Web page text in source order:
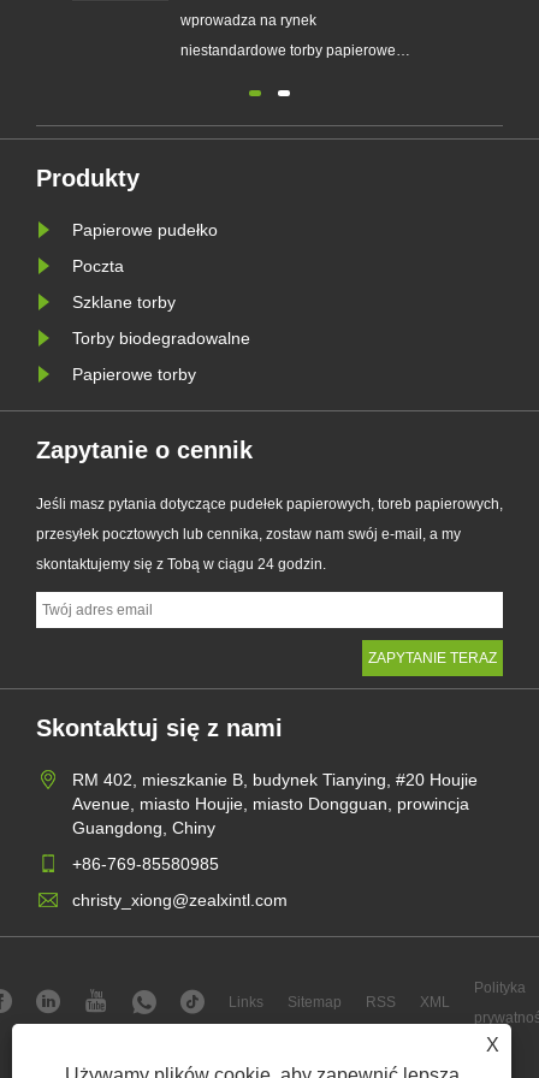
X
pakowania i zgodności z UE
wprowadza na rynek
niestandardowe torby papierowe
Ekologiczne rozwiązanie w zakresie
tworzyw sztucznych i pomaga
Produkty
Papierowe pudełko
Poczta
Szklane torby
Torby biodegradowalne
Papierowe torby
Zapytanie o cennik
Jeśli masz pytania dotyczące pudełek papierowych, toreb papierowych,
przesyłek pocztowych lub cennika, zostaw nam swój e-mail, a my
skontaktujemy się z Tobą w ciągu 24 godzin.
Skontaktuj się z nami
RM 402, mieszkanie B, budynek Tianying, #20 Houjie
Avenue, miasto Houjie, miasto Dongguan, prowincja
Guangdong, Chiny
+86-769-85580985
christy_xiong@zealxintl.com
Links Sitemap RSS XML
Polityka
Prawa autorskie © 2023 Zeal X International Limited - Pudełko